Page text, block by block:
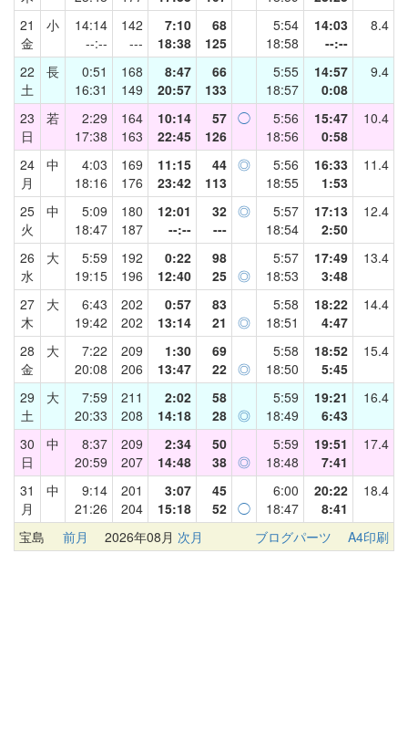
21
金
小
14:14
--:--
142
---
7:10
18:38
68
125
5:54
18:58
14:03
--:--
8.4
22
土
長
0:51
16:31
168
149
8:47
20:57
66
133
5:55
18:57
14:57
0:08
9.4
23
日
若
2:29
17:38
164
163
10:14
22:45
57
126
◯
5:56
18:56
15:47
0:58
10.4
24
月
中
4:03
18:16
169
176
11:15
23:42
44
113
◎
5:56
18:55
16:33
1:53
11.4
25
火
中
5:09
18:47
180
187
12:01
--:--
32
---
◎
5:57
18:54
17:13
2:50
12.4
26
水
大
5:59
19:15
192
196
0:22
12:40
98
25 ◎
5:57
18:53
17:49
3:48
13.4
27
木
大
6:43
19:42
202
202
0:57
13:14
83
21
◎
5:58
18:51
18:22
4:47
14.4
28
金
大
7:22
20:08
209
206
1:30
13:47
69
22 ◎
5:58
18:50
18:52
5:45
15.4
29
土
大
7:59
20:33
211
208
2:02
14:18
58
28 ◎
5:59
18:49
19:21
6:43
16.4
30
日
中
8:37
20:59
209
207
2:34
14:48
50
38 ◎
5:59
18:48
19:51
7:41
17.4
31
月
中
9:14
21:26
201
204
3:07
15:18
45
52 ◯
6:00
18:47
20:22
8:41
18.4
宝島 前月 2026年08月 次月 ブログパーツ A4印刷